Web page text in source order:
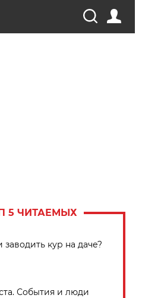
5 ЧИТАЕМЫХ
кур на даче?
События и люди